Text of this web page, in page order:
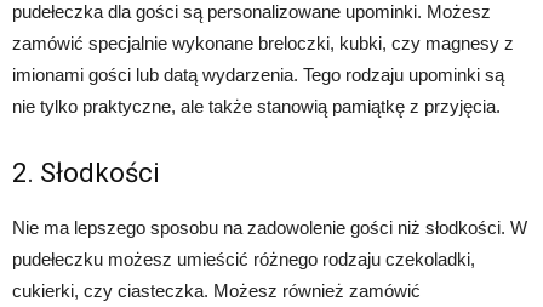
pudełeczka dla gości są personalizowane upominki. Możesz
zamówić specjalnie wykonane breloczki, kubki, czy magnesy z
imionami gości lub datą wydarzenia. Tego rodzaju upominki są
nie tylko praktyczne, ale także stanowią pamiątkę z przyjęcia.
2. Słodkości
Nie ma lepszego sposobu na zadowolenie gości niż słodkości. W
pudełeczku możesz umieścić różnego rodzaju czekoladki,
cukierki, czy ciasteczka. Możesz również zamówić